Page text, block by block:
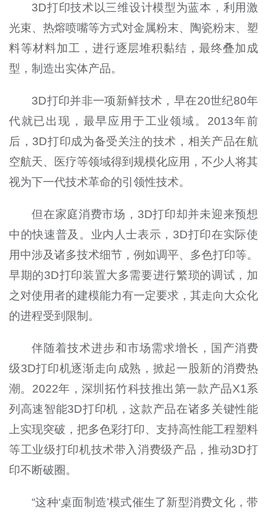
3D打印技术以三维设计模型为蓝本，利用激
光束、热熔喷嘴等方式对金属粉末、陶瓷粉末、塑
料等材料加工，进行逐层堆积黏结，最终叠加成
型，制造出实体产品。
3D打印并非一项新鲜技术，早在20世纪80年
代就已出现，最早应用于工业领域。2013年前
后，3D打印成为备受关注的技术，相关产品在航
空航天、医疗等领域得到规模化应用，不少人将其
视为下一代技术革命的引领性技术。
但在家庭消费市场，3D打印却并未迎来预想
中的快速普及。业内人士表示，3D打印在实际使
用中涉及诸多技术细节，例如调平、多色打印等。
早期的3D打印装置大多需要进行繁琐的调试，加
之对使用者的建模能力有一定要求，其走向大众化
的进程受到限制。
伴随着技术进步和市场需求增长，国产消费
级3D打印机逐渐走向成熟，掀起一股新的消费热
潮。2022年，深圳拓竹科技推出第一款产品X1系
列高速智能3D打印机，这款产品在诸多关键性能
上实现突破，把多色彩打印、支持高性能工程塑料
等工业级打印机技术带入消费级产品，推动3D打
印不断破圈。
“这种‘桌面制造’模式催生了新型消费文化，带